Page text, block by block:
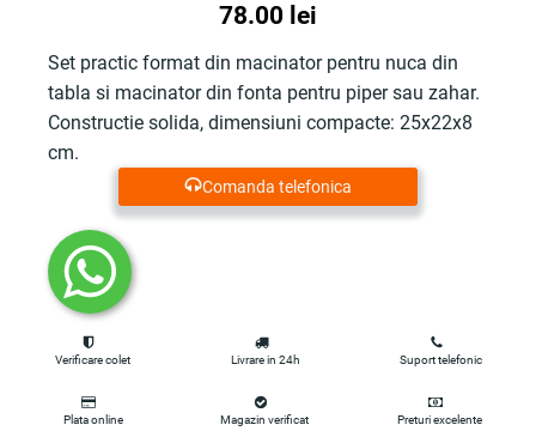
78.00 lei
Set practic format din macinator pentru nuca din
tabla si macinator din fonta pentru piper sau zahar.
Constructie solida, dimensiuni compacte: 25x22x8
cm.
Comanda telefonica
Verificare colet Livrare in 24h Suport telefonic
Plata online Magazin verificat Preturi excelente